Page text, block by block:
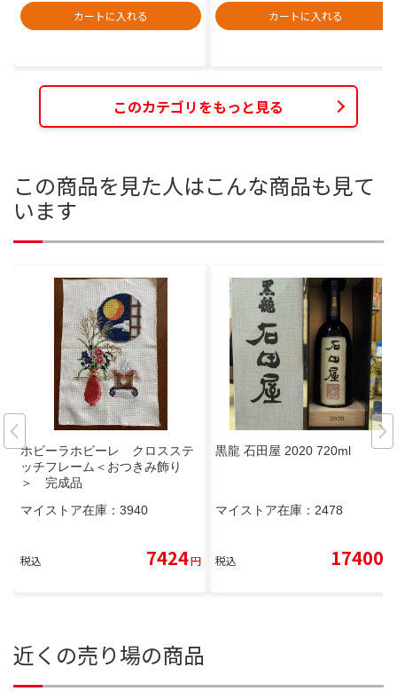
カートに入れる
カートに入れる
このカテゴリをもっと見る
この商品を見た人はこんな商品も見て
います
ホビーラホビーレ クロスステ
ッチフレーム＜おつきみ飾り
＞ 完成品
マイストア在庫： 3940
税込 7424円
黒龍 石田屋 2020 720ml
マイストア在庫： 2478
税込 17400
近くの売り場の商品